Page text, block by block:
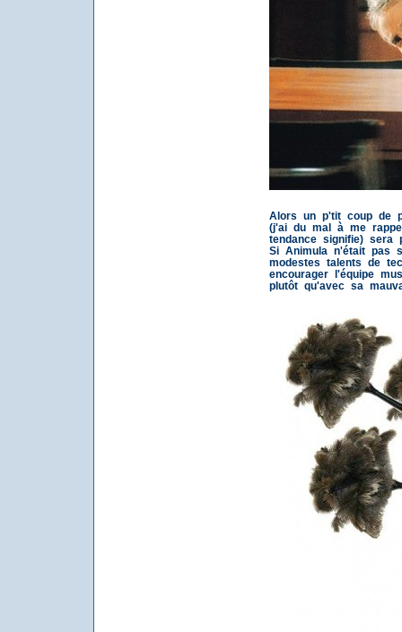
Alors un p'tit coup de
(j'ai du mal à me
tendance signifie) sera
Si Animula n'était pas
modestes talents de
encourager l'équipe
plutôt qu'avec sa